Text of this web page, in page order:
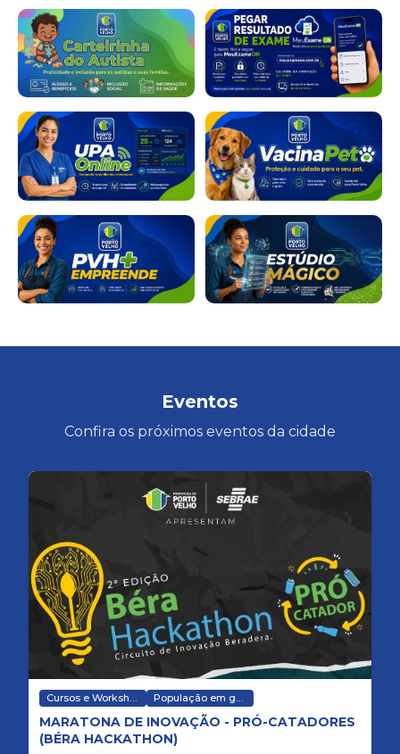
Eventos
Confira os próximos eventos da cidade
Cursos e Workshops População em geral
MARATONA DE INOVAÇÃO - PRÓ-CATADORES
(BÉRA HACKATHON)